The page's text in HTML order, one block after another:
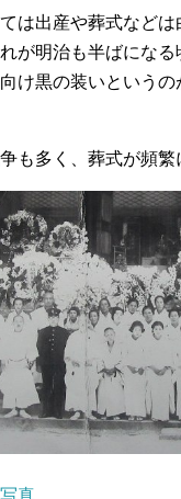
は出産や葬式などは
が明治も半ばになる
け黒の装いというの
も多く、葬式が頻繁
真